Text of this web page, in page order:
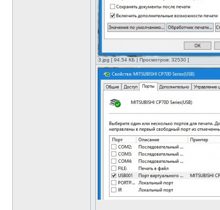
3.jpg [ 94.54 КБ | Просмотров: 32530 ]